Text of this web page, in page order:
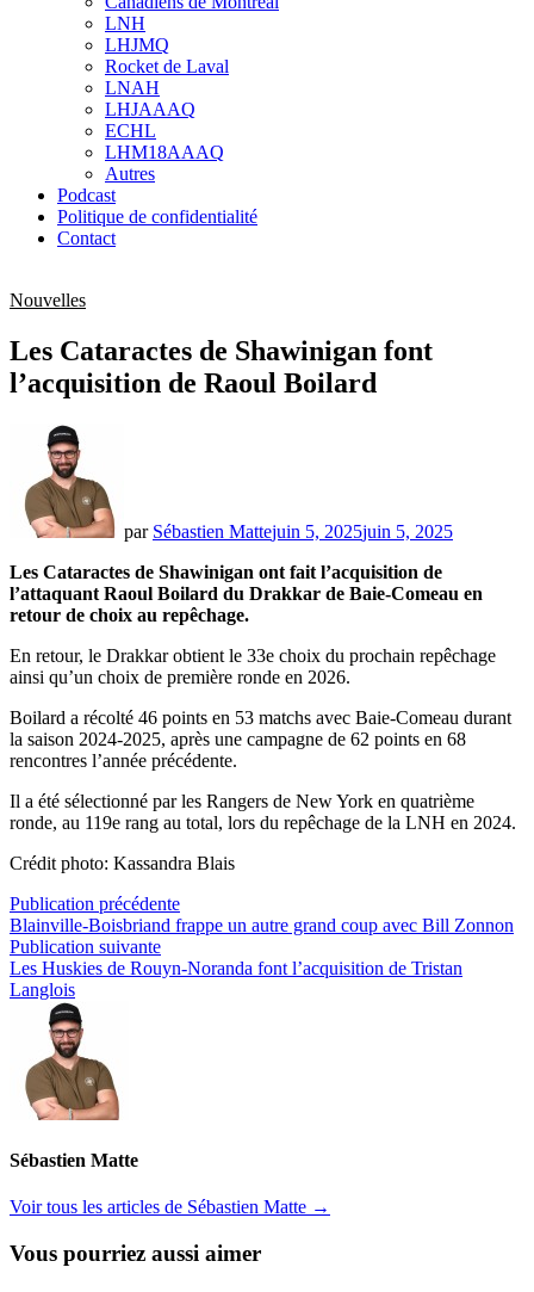
sub
menu
LNH
LHJMQ
Rocket de Laval
LNAH
LHJAAAQ
ECHL
LHM18AAAQ
Autres
Podcast
Politique de confidentialité
Contact
Nouvelles
Les Cataractes de Shawinigan font
l’acquisition de Raoul Boilard
par Sébastien Mattejuin 5, 2025juin 5, 2025
Les Cataractes de Shawinigan ont fait l’acquisition de
l’attaquant Raoul Boilard du Drakkar de Baie-Comeau en
retour de choix au repêchage.
En retour, le Drakkar obtient le 33e choix du prochain repêchage
ainsi qu’un choix de première ronde en 2026.
Boilard a récolté 46 points en 53 matchs avec Baie-Comeau durant
la saison 2024-2025, après une campagne de 62 points en 68
rencontres l’année précédente.
Il a été sélectionné par les Rangers de New York en quatrième
ronde, au 119e rang au total, lors du repêchage de la LNH en 2024.
Crédit photo: Kassandra Blais
Navigation
de
l’article
Publication précédentePublication
précédente :
Blainville-Boisbriand frappe un autre grand coup avec Bill Zonnon
Publication suivantePublication
suivante :
Les Huskies de Rouyn-Noranda font l’acquisition de Tristan
Langlois
Sébastien Matte
Voir tous les articles de Sébastien Matte →
Vous pourriez aussi aimer